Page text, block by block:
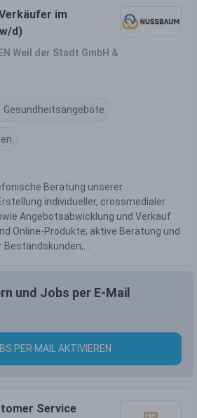
im
d)
Weil der Stadt GmbH &
Gesundheitsangebote
Beratung unserer
individueller, crossmedialer
Angebotsabwicklung und Verkauf
Online-Produkte; aktive Beratung und
und Jobs per E-Mail
PER MAIL AKTIVIEREN
Service